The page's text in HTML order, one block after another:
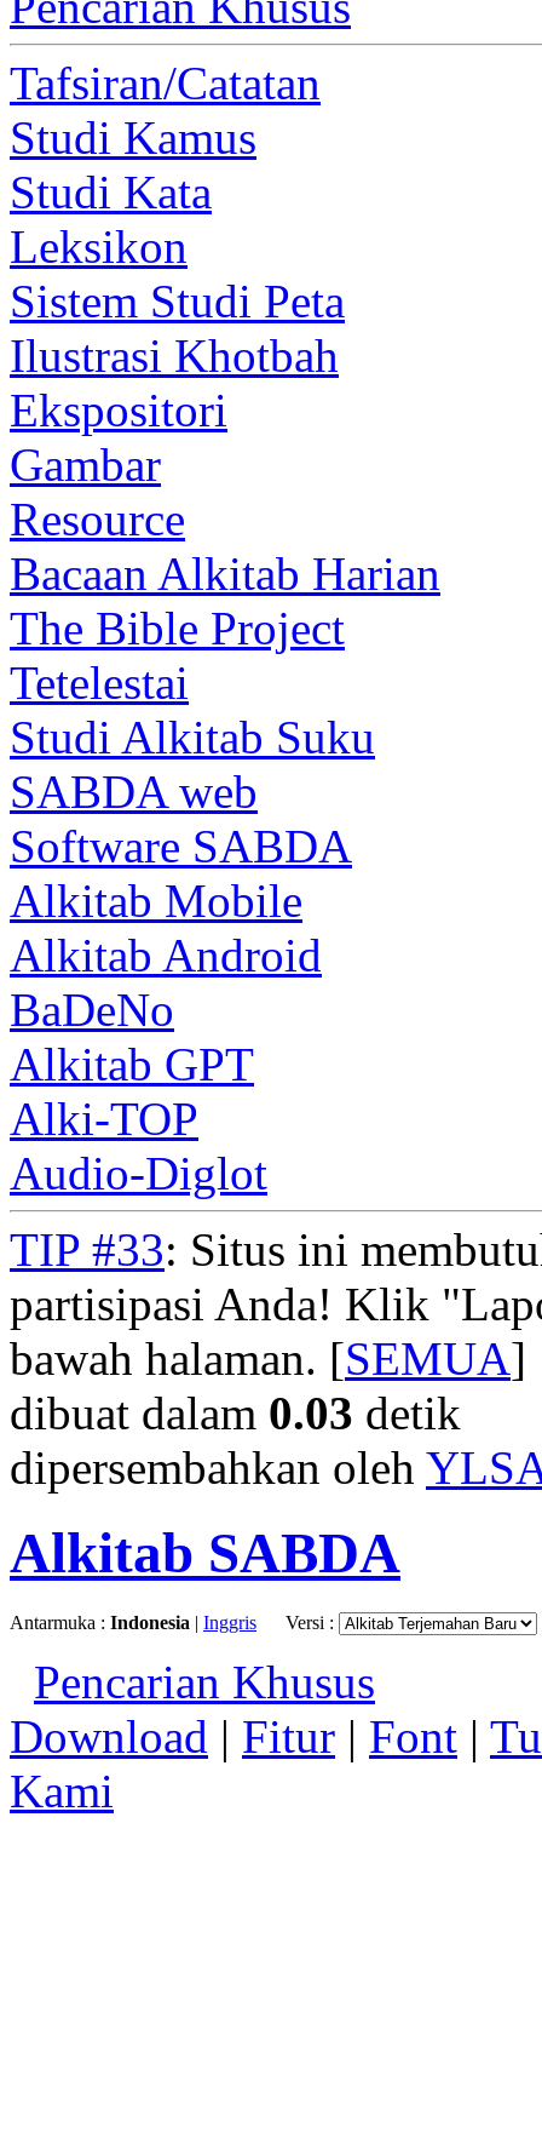
Tafsiran/Catatan
Studi Kamus
Studi Kata
Leksikon
Sistem Studi Peta
Ilustrasi Khotbah
Ekspositori
Gambar
Resource
Bacaan Alkitab Harian
The Bible Project
Tetelestai
Studi Alkitab Suku
SABDA web
Software SABDA
Alkitab Mobile
Alkitab Android
BaDeNo
Alkitab GPT
Alki-TOP
Audio-Diglot
TIP #33: Situs ini
partisipasi Anda! Klik
bawah halaman. [SEMUA]
dibuat dalam 0.03 detik
dipersembahkan oleh
Alkitab SABDA
Antarmuka : Indonesia | Inggris Versi :
Pencarian Khusus
Download | Fitur | Font |
Kami